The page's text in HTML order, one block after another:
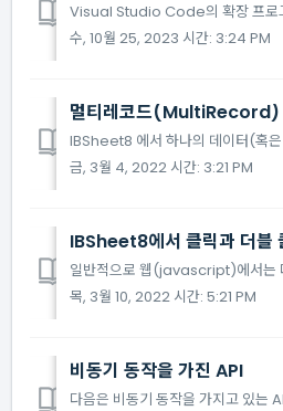
수, 10월 25, 2023 시간: 3:24 PM
멀티레코드(MultiRecord)
금, 3월 4, 2022 시간: 3:21 PM
IBSheet8에서 클릭과 더블
목, 3월 10, 2022 시간: 5:21 PM
비동기 동작을 가진 API